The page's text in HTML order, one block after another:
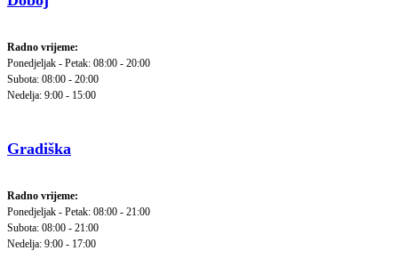
Radno vrijeme:
Ponedjeljak - Petak: 08:00 - 20:00
Subota: 08:00 - 20:00
Nedelja: 9:00 - 15:00
Gradiška
Radno vrijeme:
Ponedjeljak - Petak: 08:00 - 21:00
Subota: 08:00 - 21:00
Nedelja: 9:00 - 17:00